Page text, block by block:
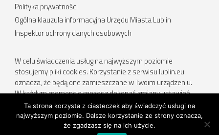
Polityka prywatności
Ogólna klauzula informacyjna Urzędu Miasta Lublin
Inspektor ochrony danych osobowych
W celu świadczenia usług na najwyższym poziomie
stosujemy pliki cookies. Korzystanie z serwisu lublin.eu
oznacza, że będą one zamieszczane w Twoim urządzeniu.
W każdym momencie możesz dokonać zmiany ustawień
Twojej przeglądarki. Więcej informacji w Polityce prywatności.
Deklaracja dostępności.
Ta strona korzysta z ciasteczek aby świadczyć usługi na
najwyższym poziomie. Dalsze korzystanie ze strony oznacza,
że zgadzasz się na ich użycie.